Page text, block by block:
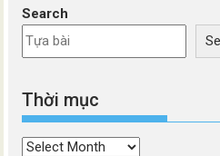
Search
Thời mục
Thời